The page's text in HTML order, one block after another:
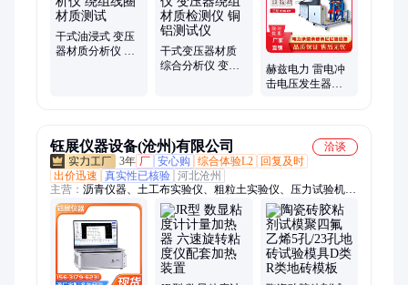
干式油浸式 变压
器材质分析仪 绕
干式变压器材质
综合分析仪 变压
赫兹电力 雷电冲
击电压发生器试
钰展仪器设备(沧州)有限公司
洽谈
3年 厂 安心购 综合体验L2
回复及时
出价迅速
真实性已核验 河北沧州
主营： 沥青仪器、土工布实验仪、粗粒土实验仪、压力试验机、
抗折抗压一体机、路强仪、固结仪、鼓风干燥箱、砂浆抗渗仪、
水泥检测仪、管材检测仪、防水卷材检测仪、门窗性能检测、保
温性能检测、搅拌机、标准养护室、养护箱、恒温溢流水箱、振
实台、实验夹具、实验室仪器、胀破强度试验